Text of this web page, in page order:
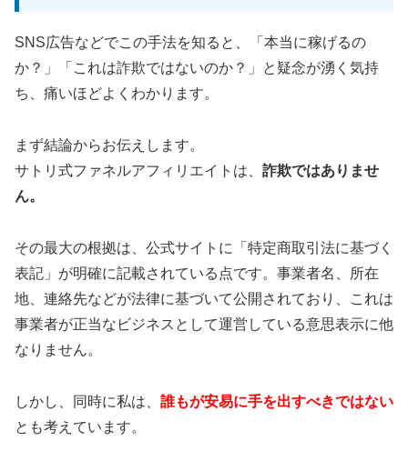
🎯 「狩猟型」から 「農業型」 集客へ
📊押し売りなしで 効率的 な5つの方法
💰期間限定 無料 受講
「農業型」の集客法で省エネ起業を実現。
無料ウェビナーに参加
SNS広告などでこの手法を知ると、「本当に稼げるの
か？」「これは詐欺ではないのか？」と疑念が湧く気持
ち、痛いほどよくわかります。
まず結論からお伝えします。
サトリ式ファネルアフィリエイトは、 詐欺ではありませ
ん。
その最大の根拠は、公式サイトに「特定商取引法に基づく
表記」が明確に記載されている点です。事業者名、所在
地、連絡先などが法律に基づいて公開されており、これは
事業者が正当なビジネスとして運営している意思表示に他
なりません。
しかし、同時に私は、 誰もが安易に手を出すべきではない
とも考えています。